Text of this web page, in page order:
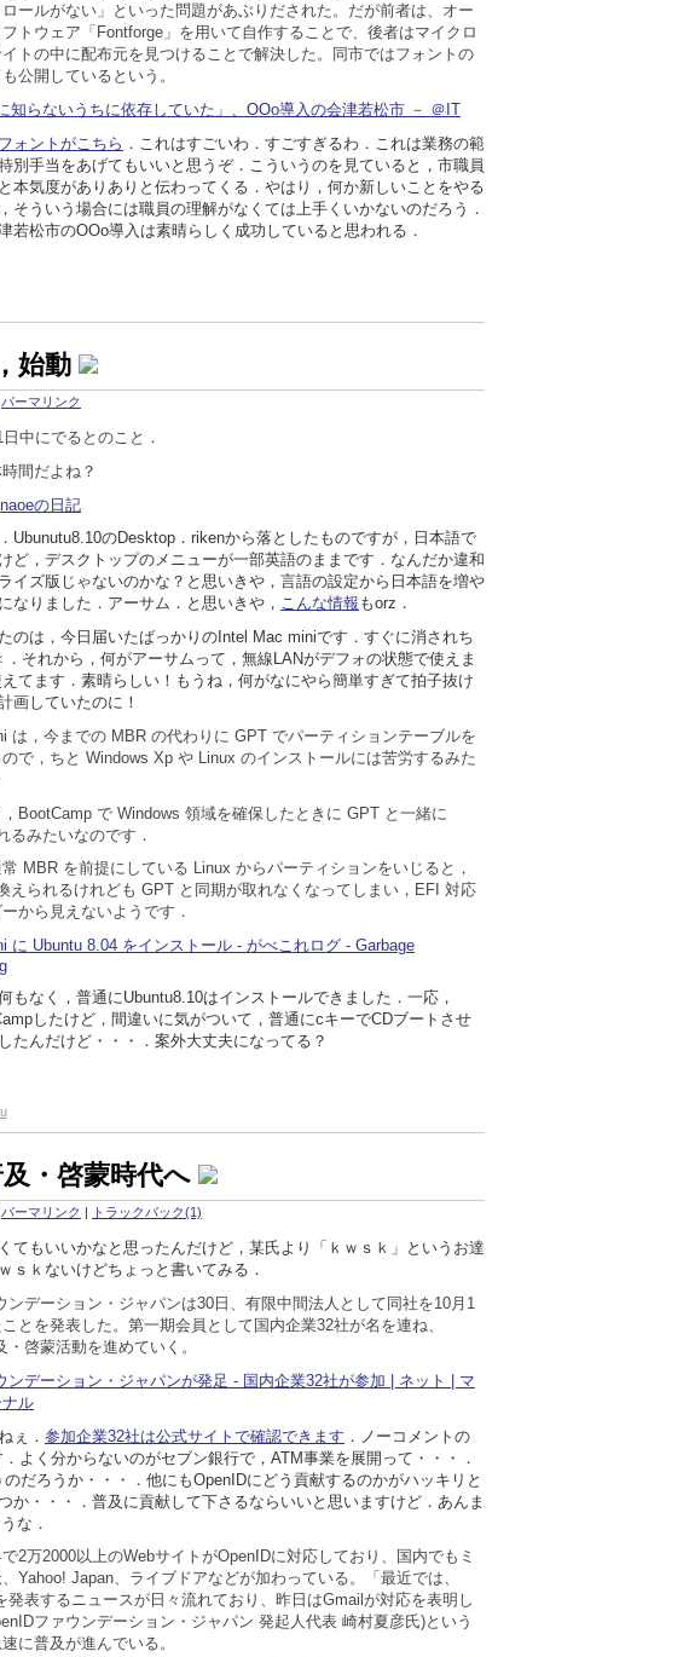
ロールがない」といった問題があぶりだされた。だが前者は、オー
トウェア「Fontforge」を用いて自作することで、後者はマイクロ
トの中に配布元を見つけることで解決した。同市ではフォントの
公開しているという。
知らないうちに依存していた」、OOo導入の会津若松市 － ＠IT
ォントがこちら ．これはすごいわ．すごすぎるわ．これは業務の範
別手当をあげてもいいと思うぞ．こういうのを見ていると，市職員
本気度がありありと伝わってくる．やはり，何か新しいことをやる
そういう場合には職員の理解がなくては上手くいかないのだろう．
若松市のOOo導入は素晴らしく成功していると思われる．
始動
パーマリンク
中にでるとのこと．
間だよね？
の日記
Ubunutu8.10のDesktop．rikenから落としたものですが，日本語で
ど，デスクトップのメニューが一部英語のままです．なんだか違和
イズ版じゃないのかな？と思いきや，言語の設定から日本語を増や
なりました．アーサム．と思いきや， こんな情報 もorz．
のは，今日届いたばっかりのIntel Mac miniです．すぐに消されち
．それから，何がアーサムって，無線LANがデフォの状態で使えま
てます．素晴らしい！もうね，何がなにやら簡単すぎて拍子抜け
画していたのに！
は，今までの MBR の代わりに GPT でパーティションテーブルを
で，ちと Windows Xp や Linux のインストールには苦労するみた
BootCamp で Windows 領域を確保したときに GPT と一緒に
るみたいなのです．
MBR を前提にしている Linux からパーティションをいじると，
えられるけれども GPT と同期が取れなくなってしまい，EFI 対応
から見えないようです．
に Ubuntu 8.04 をインストール - がべこれログ - Garbage
もなく，普通にUbuntu8.10はインストールできました．一応，
したけど，間違いに気がついて，普通にcキーでCDブートさせ
たんだけど・・・．案外大丈夫になってる？
・啓蒙時代へ
パーマリンク トラックバック(1)
てもいいかなと思ったんだけど，某氏より「ｋｗｓｋ」というお達
ｓｋないけどちょっと書いてみる．
ンデーション・ジャパンは30日、有限中間法人として同社を10月1
とを発表した。第一期会員として国内企業32社が名を連ね、
・啓蒙活動を進めていく。
ンデーション・ジャパンが発足 - 国内企業32社が参加 | ネット | マ
ル
ぇ． 参加企業32社は公式サイトで確認できます ．ノーコメントの
よく分からないのがセブン銀行で，ATM事業を展開って・・・．
だろうか・・・．他にもOpenIDにどう貢献するのかがハッキリと
か・・・．普及に貢献して下さるならいいと思いますけど．あんま
な．
2万2000以上のWebサイトがOpenIDに対応しており、国内でもミ
Yahoo! Japan、ライブドアなどが加わっている。「最近では、
発表するニュースが日々流れており、昨日はGmailが対応を表明し
ファウンデーション・ジャパン 発起人代表 崎村夏彦氏)という
に普及が進んでいる。